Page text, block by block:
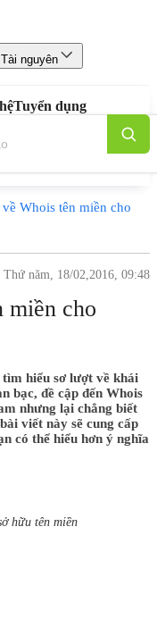
nguyên
Tuyển dụng
Whois tên miền cho
Thứ năm, 18/02,2016, 09:48
miền cho
hiểu sơ lượt về khái
bạc, đề cập đến Whois
nhưng lại chẳng biết
viết này sẽ cung cấp
có thể hiểu hơn ý nghĩa
hữu tên miền